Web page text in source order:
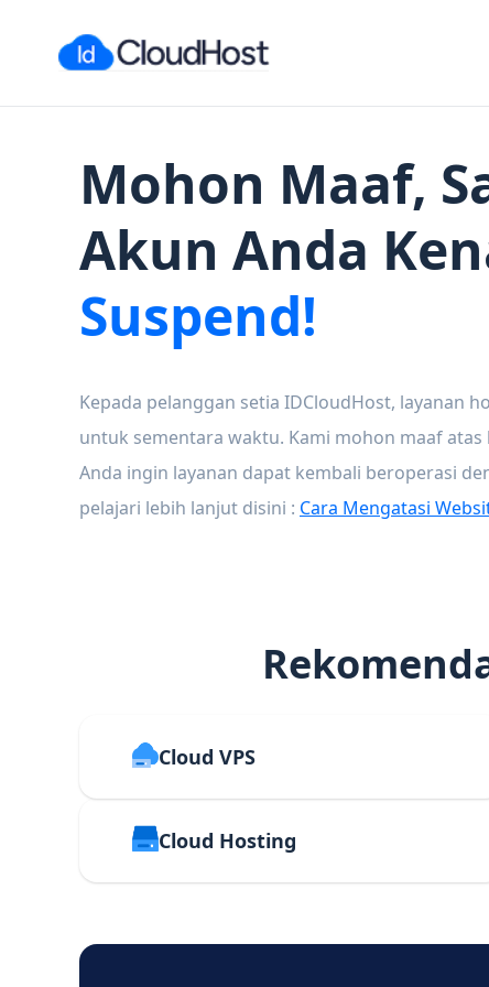
Mohon Maaf,
Akun Anda
Suspend!
Kepada pelanggan setia IDCloudHost, layanan
untuk sementara waktu. Kami mohon maaf atas
Anda ingin layanan dapat kembali beroperasi
pelajari lebih lanjut disini : Cara Mengatasi
Cloud VPS
Cloud Hosting